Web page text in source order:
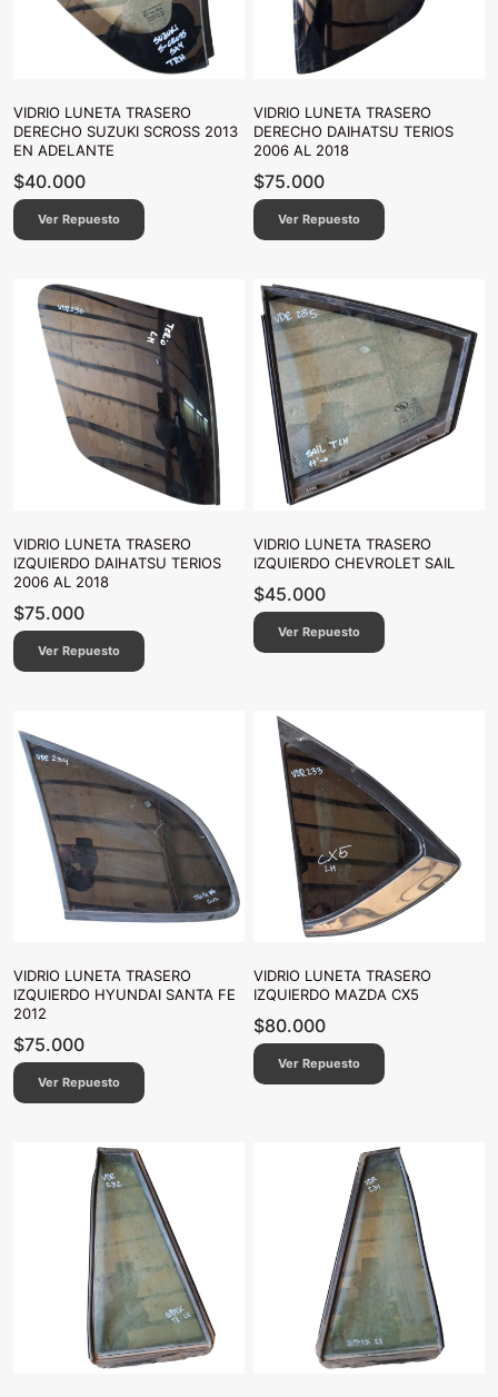
VIDRIO LUNETA TRASERO
DERECHO SUZUKI SCROSS 2013
EN ADELANTE
$40.000
Ver Repuesto
VIDRIO LUNETA TRASERO
DERECHO DAIHATSU TERIOS
2006 AL 2018
$75.000
Ver Repuesto
VIDRIO LUNETA TRASERO
IZQUIERDO DAIHATSU TERIOS
2006 AL 2018
$75.000
Ver Repuesto
VIDRIO LUNETA TRASERO
IZQUIERDO CHEVROLET SAIL
$45.000
Ver Repuesto
VIDRIO LUNETA TRASERO
IZQUIERDO HYUNDAI SANTA FE
2012
$75.000
Ver Repuesto
VIDRIO LUNETA TRASERO
IZQUIERDO MAZDA CX5
$80.000
Ver Repuesto